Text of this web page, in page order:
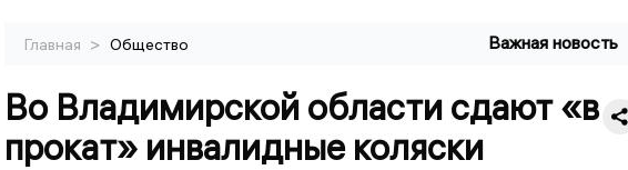
Главная > Общество Важная новость
Во Владимирской области сдают «в
прокат» инвалидные коляски